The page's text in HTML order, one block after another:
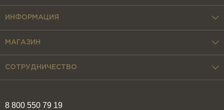
8 800 550 79 19
ИНФОРМАЦИЯ
МАГАЗИН
СОТРУДНИЧЕСТВО